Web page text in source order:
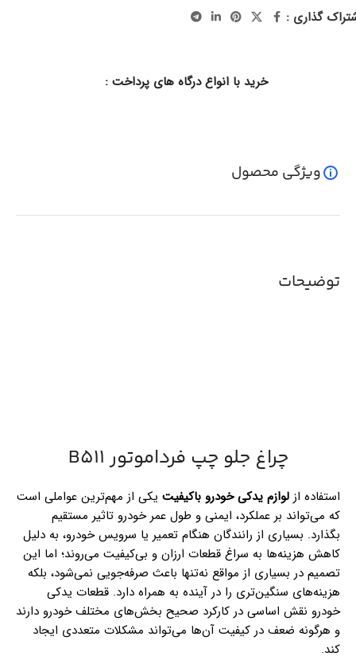
گذاری :
خرید با انواع درگاه های پرداخت :
توضیحات
چراغ جلو چپ فرداموتور B511
استفاده از لوازم یدکی خودرو باکیفیت یکی از مهم‌ترین عواملی است
که می‌تواند بر عملکرد، ایمنی و طول عمر خودرو تاثیر مستقیم
بگذارد. بسیاری از رانندگان هنگام تعمیر یا سرویس خودرو، به دلیل
کاهش هزینه‌ها به سراغ قطعات ارزان و بی‌کیفیت می‌روند؛ اما این
تصمیم در بسیاری از مواقع نه‌تنها باعث صرفه‌جویی نمی‌شود، بلکه
هزینه‌های سنگین‌تری را در آینده به همراه دارد. قطعات یدکی
خودرو نقش اساسی در کارکرد صحیح بخش‌های مختلف خودرو دارند
و هرگونه ضعف در کیفیت آن‌ها می‌تواند مشکلات متعددی ایجاد
کند.
ویژگی محصول